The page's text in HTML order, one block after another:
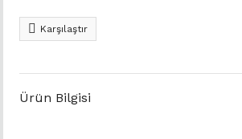
Karşılaştır
Ürün Bilgisi